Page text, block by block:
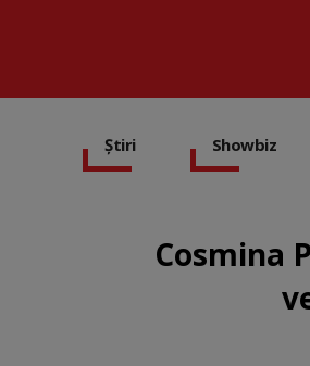
Știri Showbiz
Cosmina